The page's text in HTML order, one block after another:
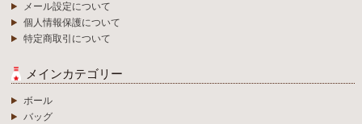
メール設定について
個人情報保護について
特定商取引について
メインカテゴリー
ボール
バッグ